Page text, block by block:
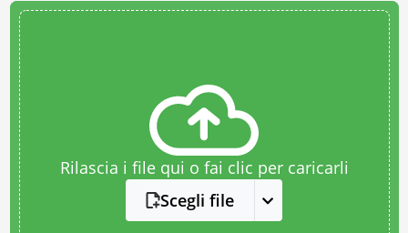
Rilascia i file qui o fai clic per caricarli
Scegli file